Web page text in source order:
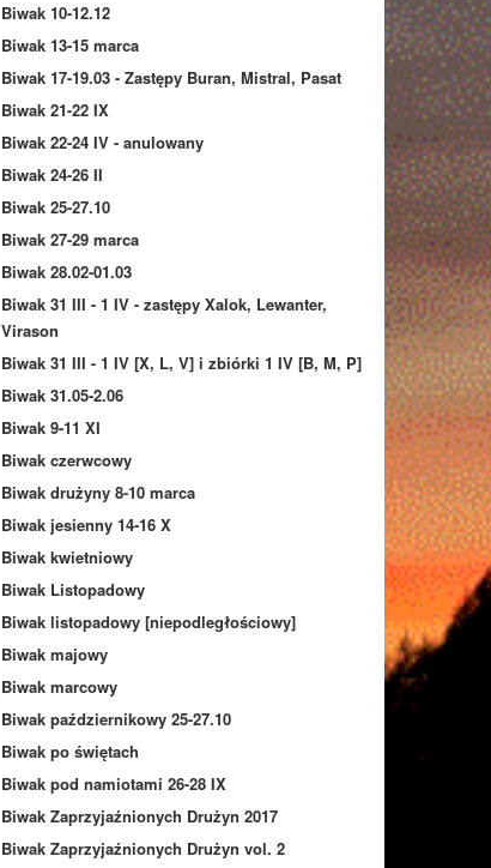
Biwak 10-12.12
Biwak 13-15 marca
Biwak 17-19.03 - Zastępy Buran, Mistral, Pasat
Biwak 21-22 IX
Biwak 22-24 IV - anulowany
Biwak 24-26 II
Biwak 25-27.10
Biwak 27-29 marca
Biwak 28.02-01.03
Biwak 31 III - 1 IV - zastępy Xalok, Lewanter,
Virason
Biwak 31 III - 1 IV [X, L, V] i zbiórki 1 IV [B, M, P]
Biwak 31.05-2.06
Biwak 9-11 XI
Biwak czerwcowy
Biwak drużyny 8-10 marca
Biwak jesienny 14-16 X
Biwak kwietniowy
Biwak Listopadowy
Biwak listopadowy [niepodległościowy]
Biwak majowy
Biwak marcowy
Biwak październikowy 25-27.10
Biwak po świętach
Biwak pod namiotami 26-28 IX
Biwak Zaprzyjaźnionych Drużyn 2017
Biwak Zaprzyjaźnionych Drużyn vol. 2